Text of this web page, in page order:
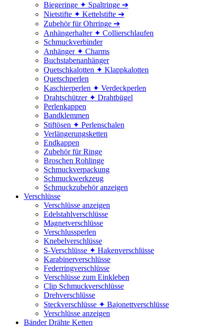
Biegeringe ✦ Spaltringe ➔
Nietstifte ✦ Kettelstifte ➔
Zubehör für Ohrringe ➔
Anhängerhalter ✦ Collierschlaufen
Schmuckverbinder
Anhänger ✦ Charms
Buchstabenanhänger
Quetschkalotten ✦ Klappkalotten
Quetschperlen
Kaschierperlen ✦ Verdeckperlen
Drahtschützer ✦ Drahtbügel
Perlenkappen
Bandklemmen
Stiftösen ✦ Perlenschalen
Verlängerungsketten
Endkappen
Zubehör für Ringe
Broschen Rohlinge
Schmuckverpackung
Schmuckwerkzeug
Schmuckzubehör anzeigen
Verschlüsse
Verschlüsse anzeigen
Edelstahlverschlüsse
Magnetverschlüsse
Verschlussperlen
Knebelverschlüsse
S-Verschlüsse ✦ Hakenverschlüsse
Karabinerverschlüsse
Federringverschlüsse
Verschlüsse zum Einkleben
Clip Schmuckverschlüsse
Drehverschlüsse
Steckverschlüsse ✦ Bajonettverschlüsse
Verschlüsse anzeigen
Bänder Drähte Ketten